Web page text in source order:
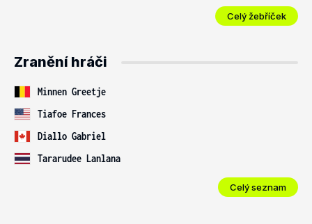
Celý žebříček
Zranění hráči
Minnen Greetje
Tiafoe Frances
Diallo Gabriel
Tararudee Lanlana
Celý seznam